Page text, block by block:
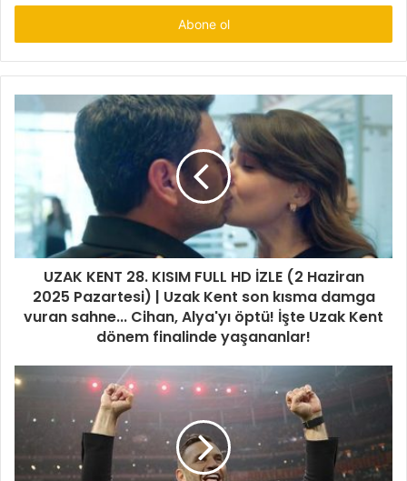
adresinizi
UZAK KENT 28. KISIM FULL HD İZLE (2 Haziran
2025 Pazartesi) | Uzak Kent son kısma damga
vuran sahne... Cihan, Alya'yı öptü! İşte Uzak Kent
dönem finalinde yaşananlar!